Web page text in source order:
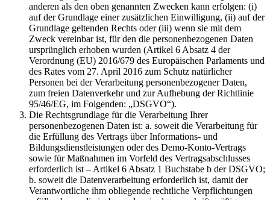
anderen als den oben genannten Zwecken kann erfolgen: (i)
auf der Grundlage einer zusätzlichen Einwilligung, (ii) auf der
Grundlage geltenden Rechts oder (iii) wenn sie mit dem
Zweck vereinbar ist, für den die personenbezogenen Daten
ursprünglich erhoben wurden (Artikel 6 Absatz 4 der
Verordnung (EU) 2016/679 des Europäischen Parlaments und
des Rates vom 27. April 2016 zum Schutz natürlicher
Personen bei der Verarbeitung personenbezogener Daten,
zum freien Datenverkehr und zur Aufhebung der Richtlinie
95/46/EG, im Folgenden: „DSGVO“).
Die Rechtsgrundlage für die Verarbeitung Ihrer
personenbezogenen Daten ist: a. soweit die Verarbeitung für
die Erfüllung des Vertrags über Informations- und
Bildungsdienstleistungen oder des Demo-Konto-Vertrags
sowie für Maßnahmen im Vorfeld des Vertragsabschlusses
erforderlich ist – Artikel 6 Absatz 1 Buchstabe b der DSGVO;
b. soweit die Datenverarbeitung erforderlich ist, damit der
Verantwortliche ihm obliegende rechtliche Verpflichtungen